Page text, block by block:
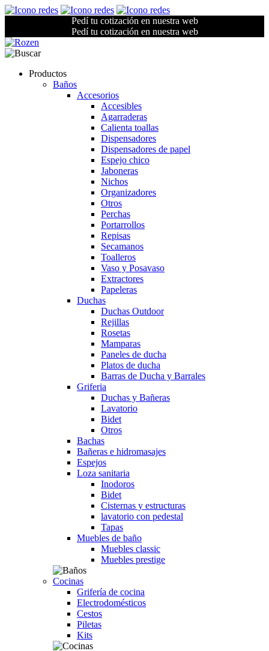
Pedí tu cotización en nuestra web
Pedí tu cotización en nuestra web
Productos
Baños
Accesorios
Accesibles
Agarraderas
Calienta toallas
Dispensadores
Dispensadores de papel
Espejo chico
Jaboneras
Nichos
Organizadores
Otros
Perchas
Portarrollos
Repisas
Secamanos
Toalleros
Vaso y Posavaso
Extractores
Papeleras
Duchas
Duchas Outdoor
Rejillas
Rosetas
Mamparas
Paneles de ducha
Platos de ducha
Barras de Ducha y Barrales
Griferia
Duchas y Bañeras
Lavatorio
Bidet
Otros
Bachas
Bañeras e hidromasajes
Espejos
Loza sanitaria
Inodoros
Bidet
Cisternas y estructuras
lavatorio con pedestal
Tapas
Muebles de baño
Muebles classic
Muebles prestige
Cocinas
Grifería de cocina
Electrodomésticos
Cestos
Piletas
Kits